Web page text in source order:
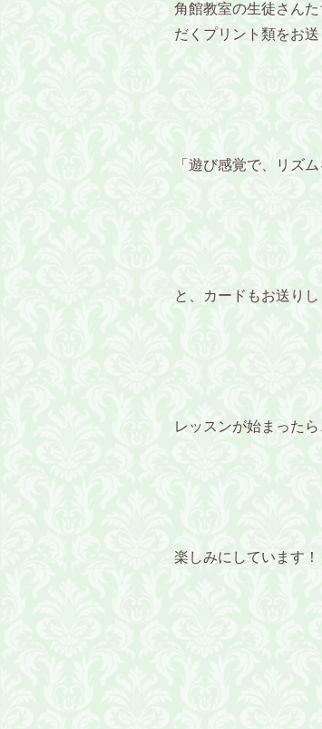
角館教室の生徒さん
だくプリント類をお
「遊び感覚で、リズ
と、カードもお送り
レッスンが始まった
楽しみにしています！